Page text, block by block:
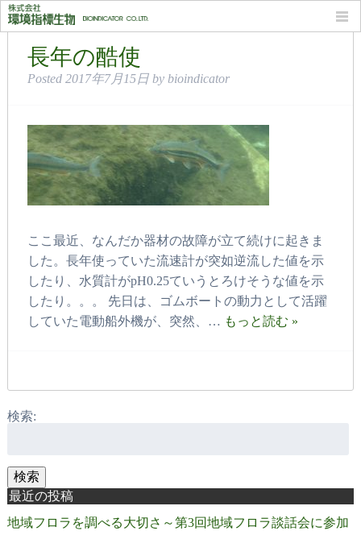
月別: 2017年7月
長年の酷使
Posted 2017年7月15日 by bioindicator
ここ最近、なんだか器材の故障が立て続けに起きま
した。長年使っていた流速計が突如逆流した値を示
したり、水質計がpH0.25ていうとろけそうな値を示
したり。。。 先日は、ゴムボートの動力として活躍
していた電動船外機が、突然、… もっと読む »
検索:
検索
最近の投稿
地域フロラを調べる大切さ～第3回地域フロラ談話会に参加